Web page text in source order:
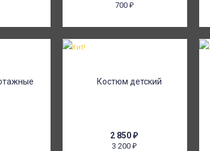
700 ₽
2 850₽
3 200 ₽
Хит!